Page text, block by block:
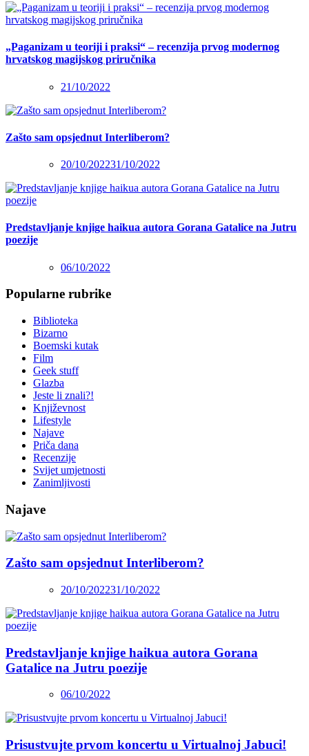
„Paganizam u teoriji i praksi“ – recenzija prvog modernog
hrvatskog magijskog priručnika
21/10/2022
Zašto sam opsjednut Interliberom?
20/10/202231/10/2022
Predstavljanje knjige haikua autora Gorana Gatalice na Jutru
poezije
06/10/2022
Popularne rubrike
Biblioteka
Bizarno
Boemski kutak
Film
Geek stuff
Glazba
Jeste li znali?!
Književnost
Lifestyle
Najave
Priča dana
Recenzije
Svijet umjetnosti
Zanimljivosti
Najave
Zašto sam opsjednut Interliberom?
20/10/202231/10/2022
Predstavljanje knjige haikua autora Gorana
Gatalice na Jutru poezije
06/10/2022
Prisustvujte prvom koncertu u Virtualnoj Jabuci!